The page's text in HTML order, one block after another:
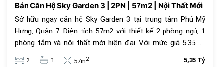
Bán Căn Hộ Sky Garden 3 | 2PN | 57m2 | Nội Thất Mới
Sở hữu ngay căn hộ Sky Garden 3 tại trung tâm Phú Mỹ
Hưng, Quận 7. Diện tích 57m2 với thiết kế 2 phòng ngủ, 1
phòng tắm và nội thất mới hiện đại. Với mức giá 5.35 tỷ
đồng, đây là lựa chọn an cư lý tưởng hoặc đầu tư cho
2 1 57m2 5,35 Tỷ